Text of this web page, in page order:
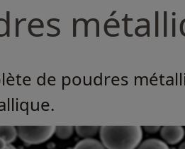
de poudres